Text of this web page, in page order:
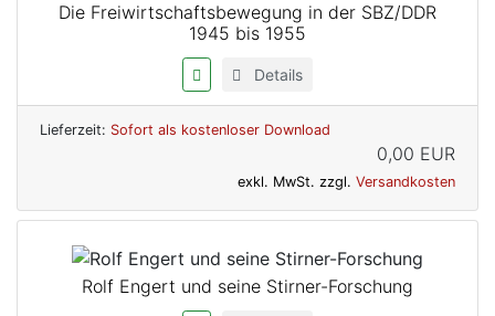
Die Freiwirtschaftsbewegung in der SBZ/DDR
1945 bis 1955
Details
Lieferzeit: Sofort als kostenloser Download
0,00 EUR
exkl. MwSt. zzgl. Versandkosten
Rolf Engert und seine Stirner-Forschung